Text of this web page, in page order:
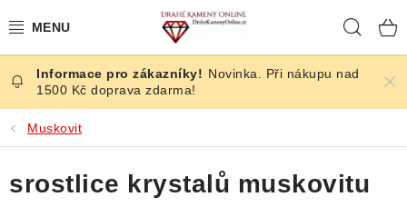
na
ČESKÉ KAMENY
ŠPERKY
KAMENY ZE SVĚTA
Novinka. Při nákupu nad
1500 Kč doprava zdarma!
Muskovit
srostlice krystalů muskovitu